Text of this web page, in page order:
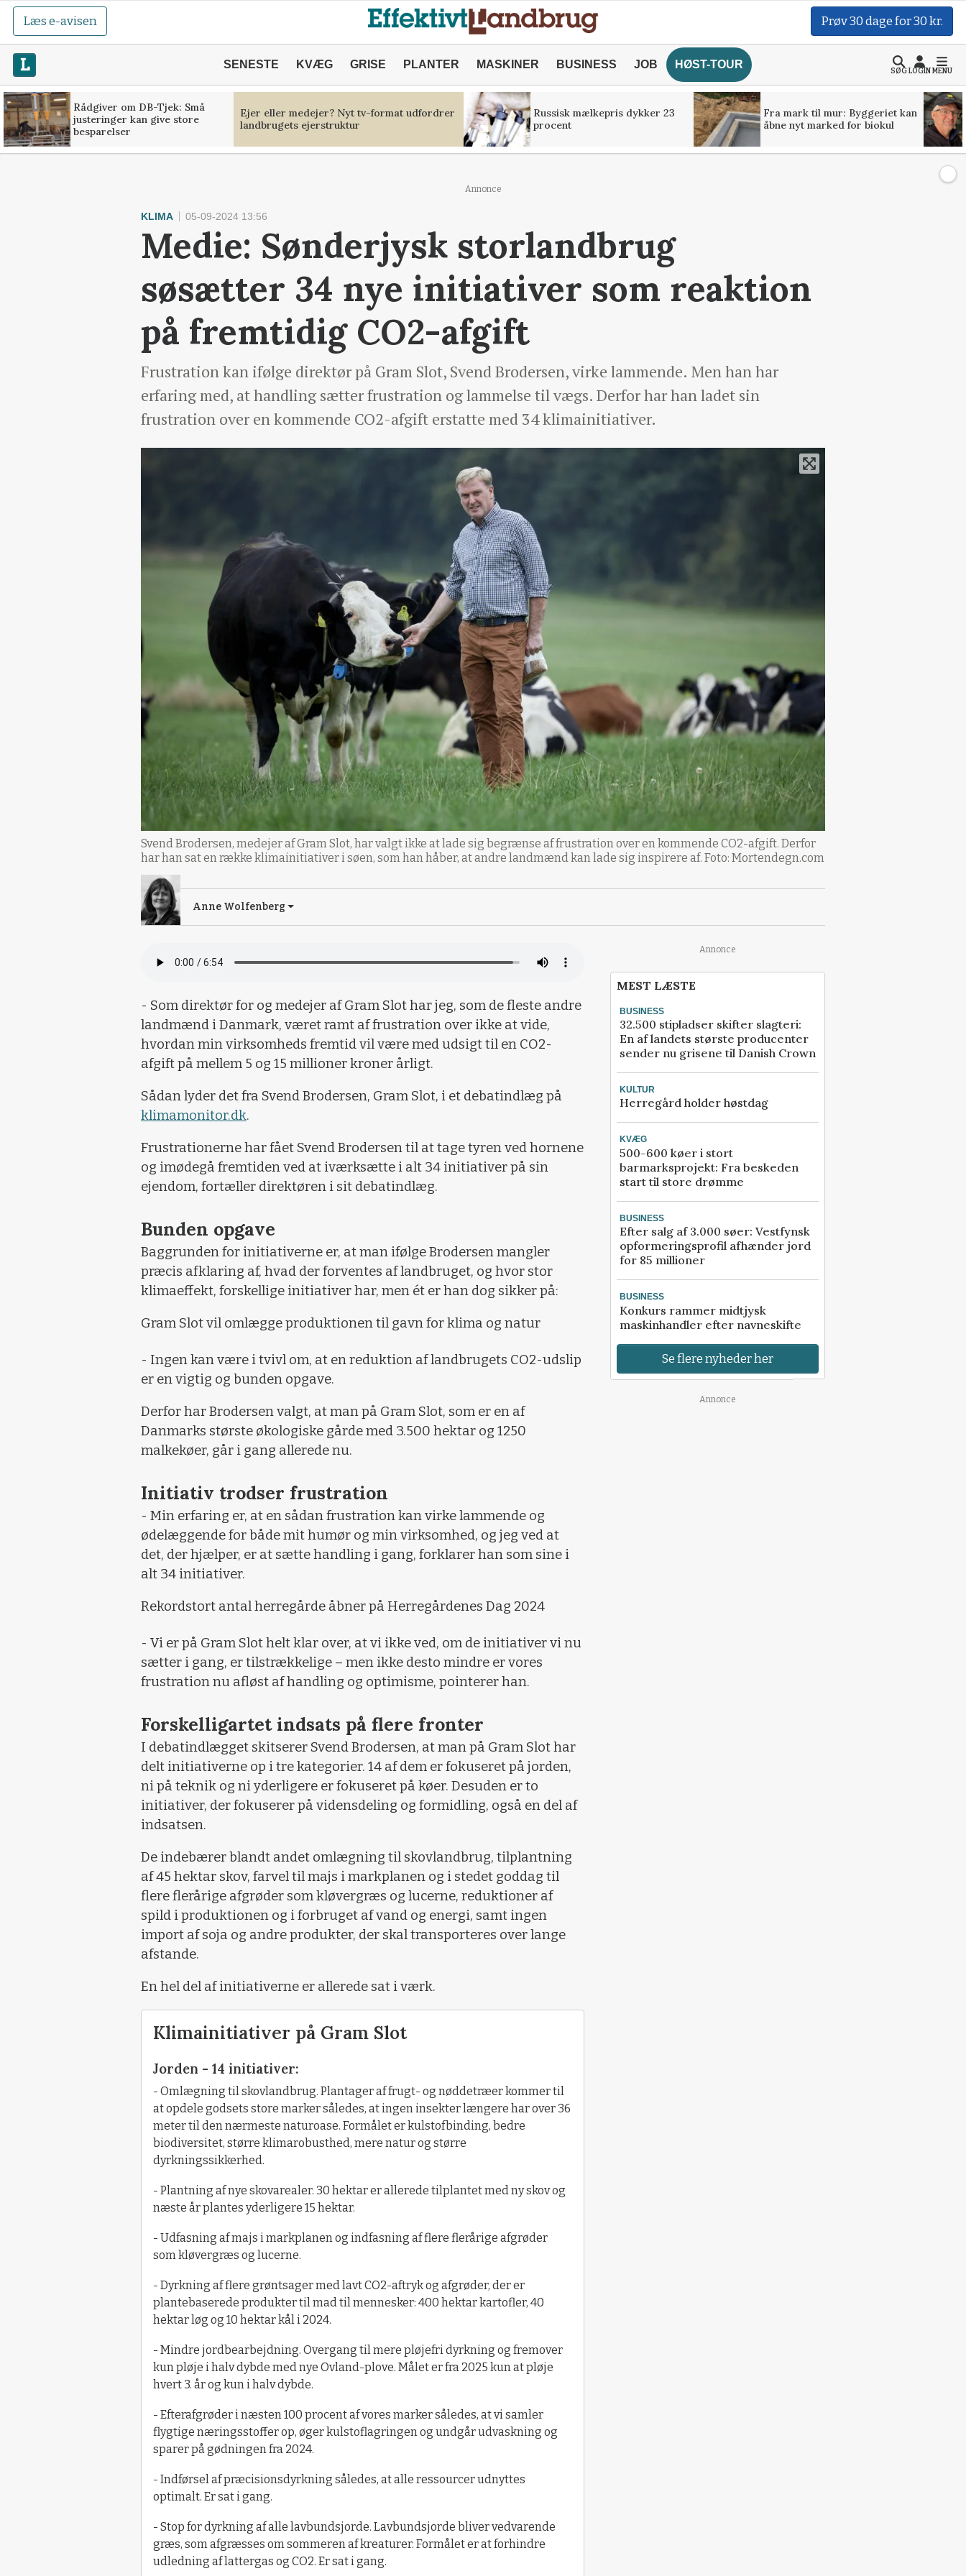
Læs e-avisen Prøv 30 dage for 30 kr.
SENESTE KVÆG GRISE PLANTER MASKINER BUSINESS JOB HØST-TOUR
SØGLOGINMENU
Rådgiver om DB-Tjek: Små
justeringer kan give store
besparelser
Ejer eller medejer? Nyt tv-format udfordrer
landbrugets ejerstruktur
Russisk mælkepris dykker 23
procent
Fra mark til mur: Byggeriet kan
åbne nyt marked for biokul
Annonce
KLIMA 05-09-2024 13:56
Medie: Sønderjysk storlandbrug
søsætter 34 nye initiativer som reaktion
på fremtidig CO2-afgift
Frustration kan ifølge direktør på Gram Slot, Svend Brodersen, virke lammende. Men han har
erfaring med, at handling sætter frustration og lammelse til vægs. Derfor har han ladet sin
frustration over en kommende CO2-afgift erstatte med 34 klimainitiativer.
Svend Brodersen, medejer af Gram Slot, har valgt ikke at lade sig begrænse af frustration over en kommende CO2-afgift. Derfor
har han sat en række klimainitiativer i søen, som han håber, at andre landmænd kan lade sig inspirere af. Foto: Mortendegn.com
Anne Wolfenberg
- Som direktør for og medejer af Gram Slot har jeg, som de fleste andre
landmænd i Danmark, været ramt af frustration over ikke at vide,
hvordan min virksomheds fremtid vil være med udsigt til en CO2-
afgift på mellem 5 og 15 millioner kroner årligt.
Sådan lyder det fra Svend Brodersen, Gram Slot, i et debatindlæg på
klimamonitor.dk.
Frustrationerne har fået Svend Brodersen til at tage tyren ved hornene
og imødegå fremtiden ved at iværksætte i alt 34 initiativer på sin
ejendom, fortæller direktøren i sit debatindlæg.
Bunden opgave
Baggrunden for initiativerne er, at man ifølge Brodersen mangler
præcis afklaring af, hvad der forventes af landbruget, og hvor stor
klimaeffekt, forskellige initiativer har, men ét er han dog sikker på:
Gram Slot vil omlægge produktionen til gavn for klima og natur
- Ingen kan være i tvivl om, at en reduktion af landbrugets CO2-udslip
er en vigtig og bunden opgave.
Derfor har Brodersen valgt, at man på Gram Slot, som er en af
Danmarks største økologiske gårde med 3.500 hektar og 1250
malkekøer, går i gang allerede nu.
Initiativ trodser frustration
- Min erfaring er, at en sådan frustration kan virke lammende og
ødelæggende for både mit humør og min virksomhed, og jeg ved at
det, der hjælper, er at sætte handling i gang, forklarer han som sine i
alt 34 initiativer.
Rekordstort antal herregårde åbner på Herregårdenes Dag 2024
- Vi er på Gram Slot helt klar over, at vi ikke ved, om de initiativer vi nu
sætter i gang, er tilstrækkelige – men ikke desto mindre er vores
frustration nu afløst af handling og optimisme, pointerer han.
Forskelligartet indsats på flere fronter
I debatindlægget skitserer Svend Brodersen, at man på Gram Slot har
delt initiativerne op i tre kategorier. 14 af dem er fokuseret på jorden,
ni på teknik og ni yderligere er fokuseret på køer. Desuden er to
initiativer, der fokuserer på vidensdeling og formidling, også en del af
indsatsen.
De indebærer blandt andet omlægning til skovlandbrug, tilplantning
af 45 hektar skov, farvel til majs i markplanen og i stedet goddag til
flere flerårige afgrøder som kløvergræs og lucerne, reduktioner af
spild i produktionen og i forbruget af vand og energi, samt ingen
import af soja og andre produkter, der skal transporteres over lange
afstande.
En hel del af initiativerne er allerede sat i værk.
Klimainitiativer på Gram Slot
Jorden - 14 initiativer:
- Omlægning til skovlandbrug. Plantager af frugt- og nøddetræer kommer til
at opdele godsets store marker således, at ingen insekter længere har over 36
meter til den nærmeste naturoase. Formålet er kulstofbinding, bedre
biodiversitet, større klimarobusthed, mere natur og større
dyrkningssikkerhed.
- Plantning af nye skovarealer. 30 hektar er allerede tilplantet med ny skov og
næste år plantes yderligere 15 hektar.
- Udfasning af majs i markplanen og indfasning af flere flerårige afgrøder
som kløvergræs og lucerne.
- Dyrkning af flere grøntsager med lavt CO2-aftryk og afgrøder, der er
plantebaserede produkter til mad til mennesker: 400 hektar kartofler, 40
hektar løg og 10 hektar kål i 2024.
- Mindre jordbearbejdning. Overgang til mere pløjefri dyrkning og fremover
kun pløje i halv dybde med nye Ovland-plove. Målet er fra 2025 kun at pløje
hvert 3. år og kun i halv dybde.
- Efterafgrøder i næsten 100 procent af vores marker således, at vi samler
flygtige næringsstoffer op, øger kulstoflagringen og undgår udvaskning og
sparer på gødningen fra 2024.
- Indførsel af præcisionsdyrkning således, at alle ressourcer udnyttes
optimalt. Er sat i gang.
- Stop for dyrkning af alle lavbundsjorde. Lavbundsjorde bliver vedvarende
græs, som afgræsses om sommeren af kreaturer. Formålet er at forhindre
udledning af lattergas og CO2. Er sat i gang.
Annonce
MEST LÆSTE
BUSINESS
32.500 stipladser skifter slagteri:
En af landets største producenter
sender nu grisene til Danish Crown
KULTUR
Herregård holder høstdag
KVÆG
500-600 køer i stort
barmarksprojekt: Fra beskeden
start til store drømme
BUSINESS
Efter salg af 3.000 søer: Vestfynsk
opformeringsprofil afhænder jord
for 85 millioner
BUSINESS
Konkurs rammer midtjysk
maskinhandler efter navneskifte
Se flere nyheder her
Annonce